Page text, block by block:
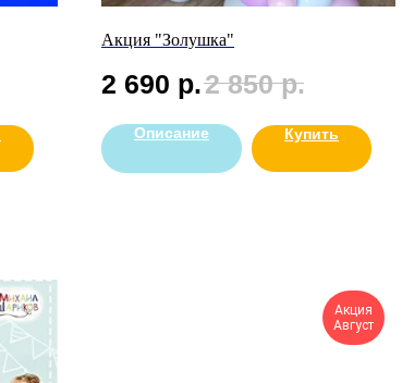
Акция "Золушка"
2 690 р.2 850 р.
Описание Купить
Акция
Август